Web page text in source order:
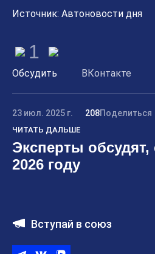
Источник: Автоновости дня
1
Обсудить ВКонтакте
23 июл. 2025 г. 208Поделиться
ЧИТАТЬ ДАЛЬШЕ
Эксперты
2026 году
Вступай в союз